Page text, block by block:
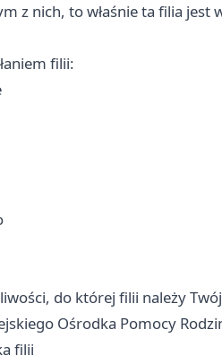
z nich, to właśnie ta filia jest
filii:
do której filii należy
Ośrodka Pomocy
filii